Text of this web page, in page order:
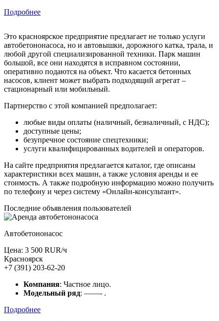
Подробнее
Это красноярское предприятие предлагает не только услуги
автобетононасоса, но и автовышки, дорожного катка, трала, и
любой другой специализированной техники. Парк машин
большой, все они находятся в исправном состоянии,
оперативно подаются на объект. Что касается бетонных
насосов, клиент может выбрать подходящий агрегат –
стационарный или мобильный.
Партнерство с этой компанией предполагает:
любые виды оплаты (наличный, безналичный, с НДС);
доступные цены;
безупречное состояние спецтехники;
услуги квалифицированных водителей и операторов.
На сайте предприятия предлагается каталог, где описаны
характеристики всех машин, а также условия аренды и ее
стоимость. А также подробную информацию можно получить
по телефону и через систему «Онлайн-консультант».
Последние объявления пользователей
Автобетононасос
Цена: 3 500 RUR/ч
Красноярск
+7 (391) 203-62-20
Компания: Частное лицо.
Модельный ряд: ——- .
Подробнее